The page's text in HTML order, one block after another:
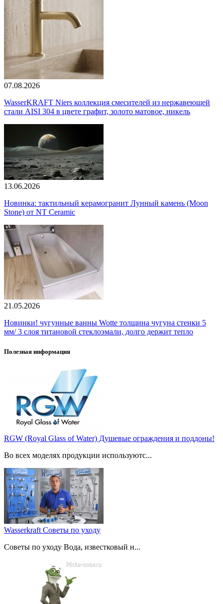
07.08.2026
WasserKRAFT Niers коллекция смесителей из нержавеющей
стали AISI 304 в цвете графит, золото матовое, никель
13.06.2026
Новинка: тактильный керамогранит Лунный камень (Moon
Stone) от NT Ceramic
21.05.2026
Новинки! чугунные ванны Wotte толщина чугуна стенки 5
мм/ 3 слоя титановой стеклоэмали, долго держит тепло
Полезная информация
RGW (Royal Glass of Water) Душевые ограждения и поддоны!
Во всех моделях продукции используютс...
Wasserkraft Советы по уходу
Советы по уходу Вода, известковый н...